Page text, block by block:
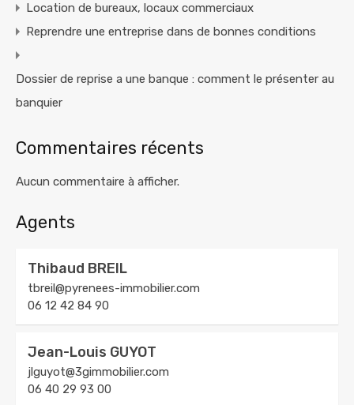
Location de bureaux, locaux commerciaux
Reprendre une entreprise dans de bonnes conditions
Dossier de reprise a une banque : comment le présenter au
banquier
Commentaires récents
Aucun commentaire à afficher.
Agents
Thibaud BREIL
tbreil@pyrenees-immobilier.com
06 12 42 84 90
Jean-Louis GUYOT
jlguyot@3gimmobilier.com
06 40 29 93 00